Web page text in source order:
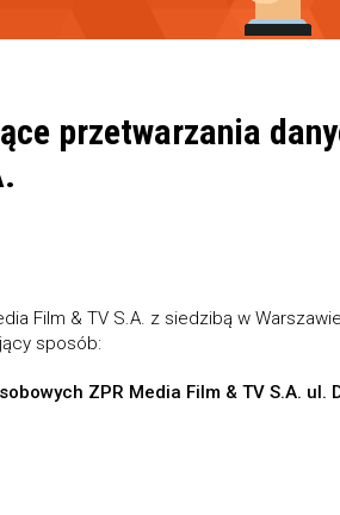
przetwarzania
Film & TV S.A. z siedzibą w
sposób:
ZPR Media Film & TV S.A. ul.